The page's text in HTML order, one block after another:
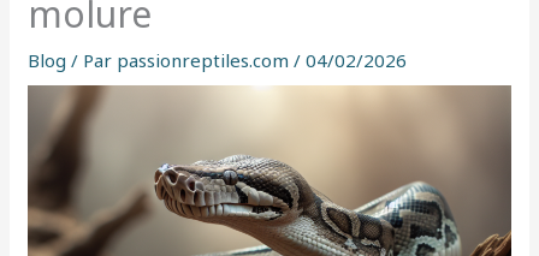
molure
Blog / Par passionreptiles.com/04/02/2026